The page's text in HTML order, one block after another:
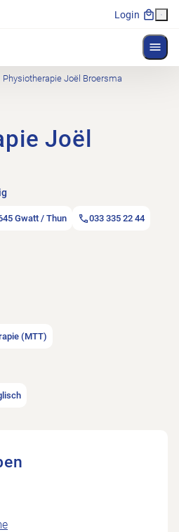
Login
Physiotherapie Joël Broersma
Joël
Gwatt / Thun 033 335 22 44
(MTT)